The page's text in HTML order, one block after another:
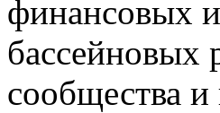
финансовых
бассейновых
сообщества и